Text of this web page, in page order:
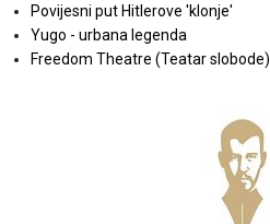
Povijesni put Hitlerove 'klonje'
Yugo - urbana legenda
Freedom Theatre (Teatar slobode)